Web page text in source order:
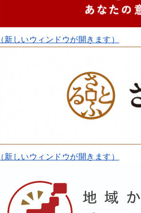
（新しいウィンドウが開きます）
（新しいウィンドウが開きます）